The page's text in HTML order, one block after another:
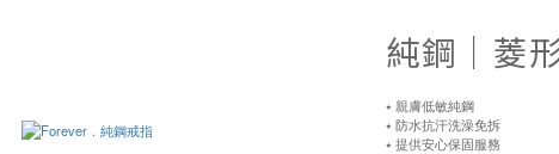
純鋼｜菱
⭑ 親膚低敏純鋼
⭑ 防水抗汗洗澡免拆
⭑ 提供安心保固服務